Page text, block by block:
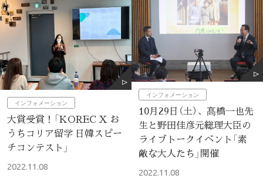
インフォメーション
大賞受賞！「KOREC X お
うちコリア留学 日韓スピー
チコンテスト」
2022.11.08
インフォメーション
10月29日（土）、髙橋一也先
生と野田佳彦元総理大臣の
ライブトークイベント「素
敵な大人たち」開催
2022.11.08